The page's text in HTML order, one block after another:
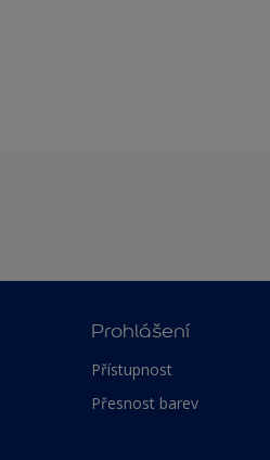
Prohlášení
Přístupnost
Přesnost barev